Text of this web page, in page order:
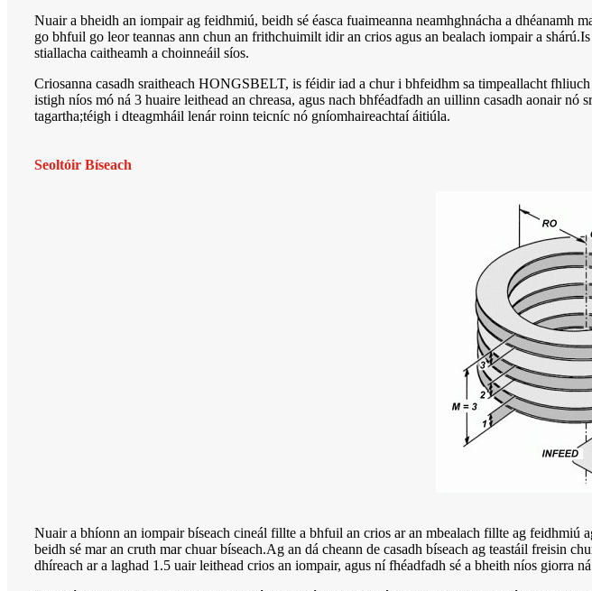
Nuair a bheidh an iompair ag feidhmiú, beidh sé éasca fuaimeanna neamhghnácha a dhéanamh
go bhfuil go leor teannas ann chun an frithchuimilt idir an crios agus an bealach iompair a
stiallacha caitheamh a choinneáil síos.
Criosanna casadh sraitheach HONGSBELT, is féidir iad a chur i bhfeidhm sa timpeallacht
istigh níos mó ná 3 huaire leithead an chreasa, agus nach bhféadfadh an uillinn casadh aonair
tagartha;téigh i dteagmháil lenár roinn teicníc nó gníomhaireachtaí áitiúla.
Seoltóir Bíseach
Nuair a bhíonn an iompair bíseach cineál fillte a bhfuil an crios ar an mbealach fillte ag feidhmiú
beidh sé mar an cruth mar chuar bíseach.Ag an dá cheann de casadh bíseach ag teastáil freisin
dhíreach ar a laghad 1.5 uair leithead crios an iompair, agus ní fhéadfadh sé a bheith níos giorra